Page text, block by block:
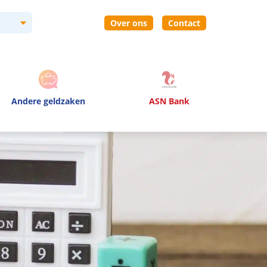
Over ons Contact
Andere geldzaken ASN Bank